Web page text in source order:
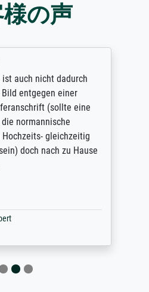
の声
auch nicht dadurch
entgegen einer
(sollte eine
normannische
gleichzeitig
doch nach zu Hause